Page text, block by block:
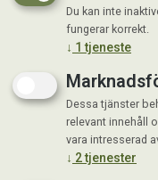
Du kan inte
fungerar korrekt.
↓ 1 tjeneste
Dessa tjänster
relevant innehåll
vara intresserad
↓ 2tjenester